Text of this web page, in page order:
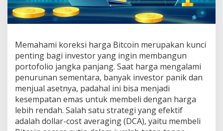
Memahami koreksi harga Bitcoin merupakan kunci
penting bagi investor yang ingin membangun
portofolio jangka panjang. Saat harga mengalami
penurunan sementara, banyak investor panik dan
menjual asetnya, padahal ini bisa menjadi
kesempatan emas untuk membeli dengan harga
lebih rendah. Salah satu strategi yang efektif
adalah dollar-cost averaging (DCA), yaitu membeli